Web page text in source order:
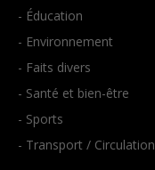
- Éducation
- Environnement
- Faits divers
- Santé et bien-être
- Sports
- Transport / Circulation